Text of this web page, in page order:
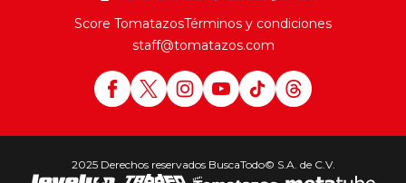
Score TomatazosTérminos y condiciones
staff@tomatazos.com
2025 Derechos reservados BuscaTodo© S.A. de C.V.